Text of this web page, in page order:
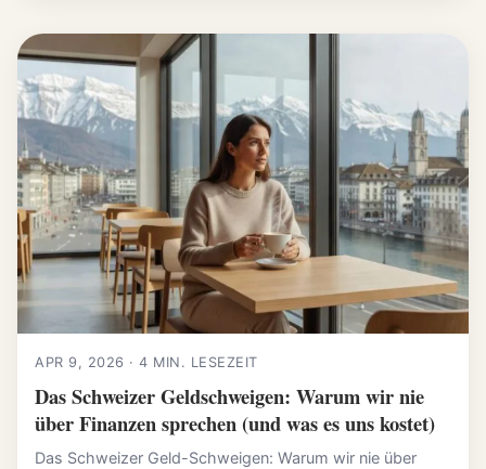
APR 9, 2026 · 4 MIN. LESEZEIT
Das Schweizer Geldschweigen: Warum wir nie
über Finanzen sprechen (und was es uns kostet)
Das Schweizer Geld-Schweigen: Warum wir nie über